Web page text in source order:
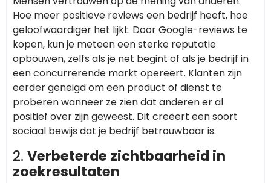
Hoe meer positieve reviews een bedrijf heeft, hoe
geloofwaardiger het lijkt. Door Google-reviews te
kopen, kun je meteen een sterke reputatie
opbouwen, zelfs als je net begint of als je bedrijf in
een concurrerende markt opereert. Klanten zijn
eerder geneigd om een product of dienst te
proberen wanneer ze zien dat anderen er al
positief over zijn geweest. Dit creëert een soort
sociaal bewijs dat je bedrijf betrouwbaar is.
2. Verbeterde zichtbaarheid in
zoekresultaten